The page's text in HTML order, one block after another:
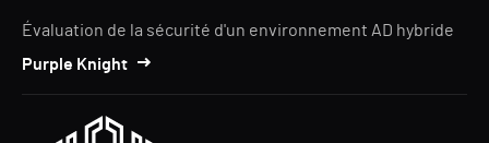
Évaluation de la sécurité d'un environnement AD hybride
Purple Knight